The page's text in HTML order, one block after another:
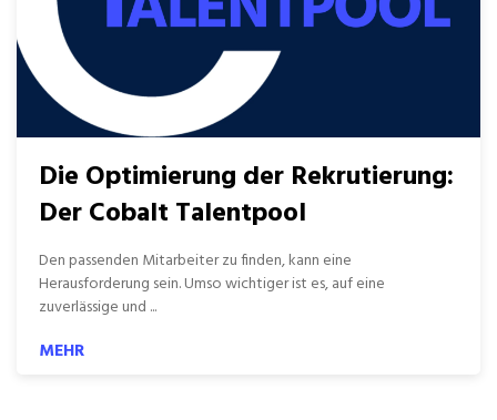
Die Optimierung der Rekrutierung:
Der Cobalt Talentpool
Den passenden Mitarbeiter zu finden, kann eine
Herausforderung sein. Umso wichtiger ist es, auf eine
zuverlässige und ...
MEHR